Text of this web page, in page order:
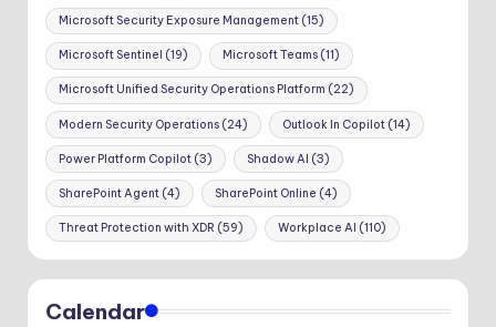
Microsoft Security Exposure Management (15)
Microsoft Sentinel (19) Microsoft Teams(11)
Microsoft Unified Security Operations Platform (22)
Modern Security Operations (24) Outlook In Copilot(14)
Power Platform Copilot (3) Shadow AI (3)
SharePoint Agent (4) SharePoint Online (4)
Threat Protection with XDR (59) Workplace AI (110)
Calendar